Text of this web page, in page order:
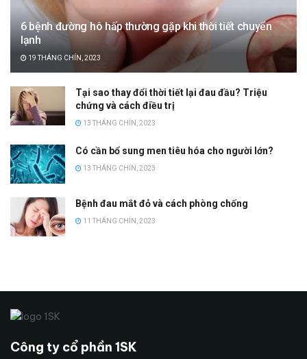
6 bệnh đường hô hấp thường gặp khi thời tiết chuyển
lạnh
19 THÁNG CHÍN, 2023
Tại sao thay đổi thời tiết lại đau đầu? Triệu
chứng và cách điều trị
13 THÁNG CHÍN, 2023
Có cần bổ sung men tiêu hóa cho người lớn?
13 THÁNG CHÍN, 2023
Bệnh đau mắt đỏ và cách phòng chống
11 THÁNG CHÍN, 2023
Công ty cổ phần 1SK